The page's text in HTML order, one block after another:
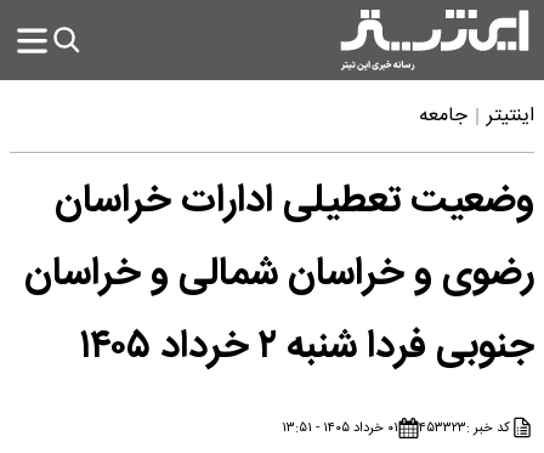
اینتیتر جامعه
وضعیت تعطیلی ادارات خراسان
رضوی و خراسان شمالی و خراسان
جنوبی فردا شنبه ۲ خرداد ۱۴۰۵
کد خبر :۴۵۳۳۲۳ ۰۱ خرداد ۱۴۰۵ - ۱۳:۵۱